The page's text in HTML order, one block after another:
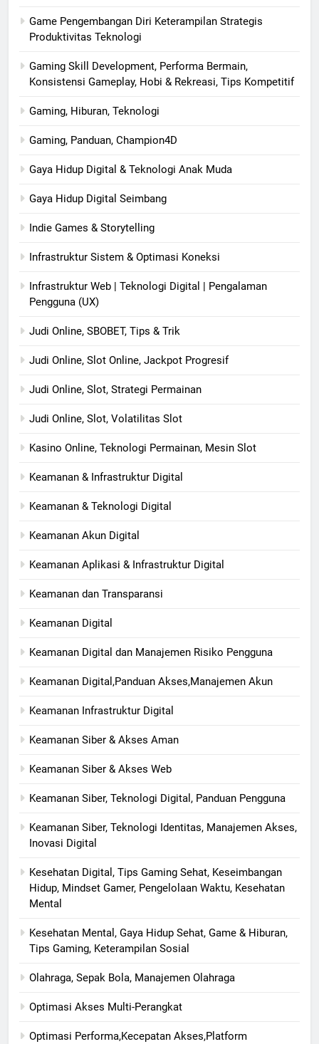
Game Pengembangan Diri Keterampilan Strategis
Produktivitas Teknologi
Gaming Skill Development, Performa Bermain,
Konsistensi Gameplay, Hobi & Rekreasi, Tips Kompetitif
Gaming, Hiburan, Teknologi
Gaming, Panduan, Champion4D
Gaya Hidup Digital & Teknologi Anak Muda
Gaya Hidup Digital Seimbang
Indie Games & Storytelling
Infrastruktur Sistem & Optimasi Koneksi
Infrastruktur Web | Teknologi Digital | Pengalaman
Pengguna (UX)
Judi Online, SBOBET, Tips & Trik
Judi Online, Slot Online, Jackpot Progresif
Judi Online, Slot, Strategi Permainan
Judi Online, Slot, Volatilitas Slot
Kasino Online, Teknologi Permainan, Mesin Slot
Keamanan & Infrastruktur Digital
Keamanan & Teknologi Digital
Keamanan Akun Digital
Keamanan Aplikasi & Infrastruktur Digital
Keamanan dan Transparansi
Keamanan Digital
Keamanan Digital dan Manajemen Risiko Pengguna
Keamanan Digital,Panduan Akses,Manajemen Akun
Keamanan Infrastruktur Digital
Keamanan Siber & Akses Aman
Keamanan Siber & Akses Web
Keamanan Siber, Teknologi Digital, Panduan Pengguna
Keamanan Siber, Teknologi Identitas, Manajemen Akses,
Inovasi Digital
Kesehatan Digital, Tips Gaming Sehat, Keseimbangan
Hidup, Mindset Gamer, Pengelolaan Waktu, Kesehatan
Mental
Kesehatan Mental, Gaya Hidup Sehat, Game & Hiburan,
Tips Gaming, Keterampilan Sosial
Olahraga, Sepak Bola, Manajemen Olahraga
Optimasi Akses Multi-Perangkat
Optimasi Performa,Kecepatan Akses,Platform